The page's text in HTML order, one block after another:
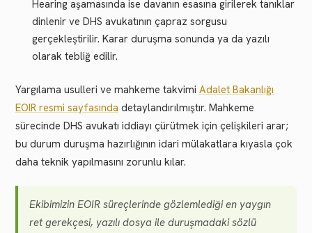
Hearing aşamasında ise davanın esasına girilerek tanıklar
dinlenir ve DHS avukatının çapraz sorgusu
gerçekleştirilir. Karar duruşma sonunda ya da yazılı
olarak tebliğ edilir.
Yargılama usulleri ve mahkeme takvimi Adalet Bakanlığı
EOIR resmi sayfasında detaylandırılmıştır. Mahkeme
sürecinde DHS avukatı iddiayı çürütmek için çelişkileri arar;
bu durum duruşma hazırlığının idari mülakatlara kıyasla çok
daha teknik yapılmasını zorunlu kılar.
Ekibimizin EOIR süreçlerinde gözlemlediği en yaygın
ret gerekçesi, yazılı dosya ile duruşmadaki sözlü